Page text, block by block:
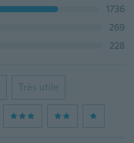
1736
269
228
Très utile